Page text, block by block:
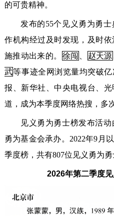
的可贵精神。
发布的55个见义勇为勇
作机构经过及时发现，及时
施推动出来的。 徐闯 赵天源
武等事迹全网浏览量均突破
报、新华社、中央电视台、
道，成为本季度网络热搜，多
见义勇为勇士榜发布活
勇为基金会承办。2022年9月
季度榜，共有807位见义勇为
2026年第二季度